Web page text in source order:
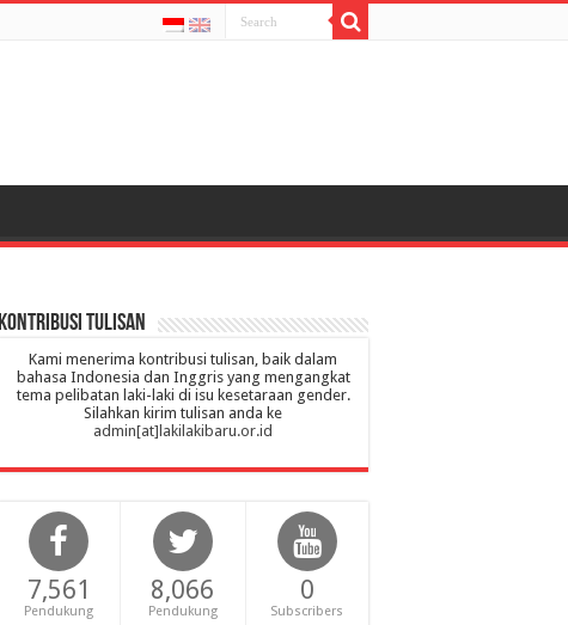
Kontribusi Tulisan
Kami menerima kontribusi tulisan, baik dalam
bahasa Indonesia dan Inggris yang mengangkat
tema pelibatan laki-laki di isu kesetaraan gender.
Silahkan kirim tulisan anda ke
admin[at]lakilakibaru.or.id
7,561
Pendukung
8,066
Pendukung
0
Subscribers